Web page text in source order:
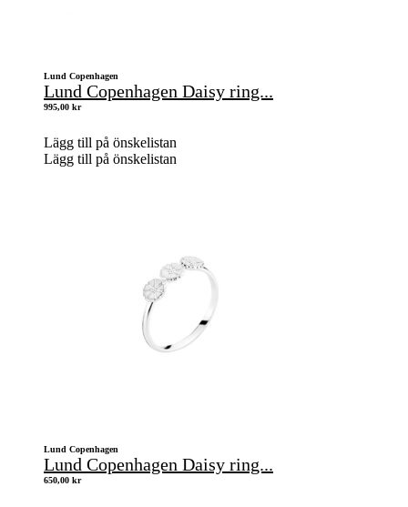
Lund Copenhagen
Lund Copenhagen Daisy ring...
995,00 kr
Lägg till på önskelistan
Lägg till på önskelistan
Lund Copenhagen
Lund Copenhagen Daisy ring...
650,00 kr